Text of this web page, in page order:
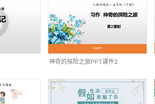
神奇的探险之旅PPT课件2